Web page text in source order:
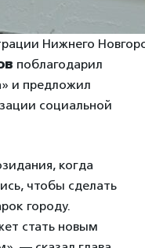
Нижнего
поблагодарил
и предложил
социальной
когда
чтобы сделать
городу.
стать новым